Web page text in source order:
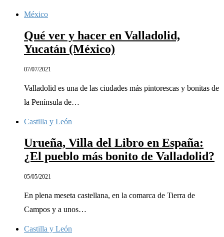
México
Qué ver y hacer en Valladolid,
Yucatán (México)
07/07/2021
Valladolid es una de las ciudades más pintorescas y bonitas de
la Península de…
Castilla y León
Urueña, Villa del Libro en España:
¿El pueblo más bonito de Valladolid?
05/05/2021
En plena meseta castellana, en la comarca de Tierra de
Campos y a unos…
Castilla y León